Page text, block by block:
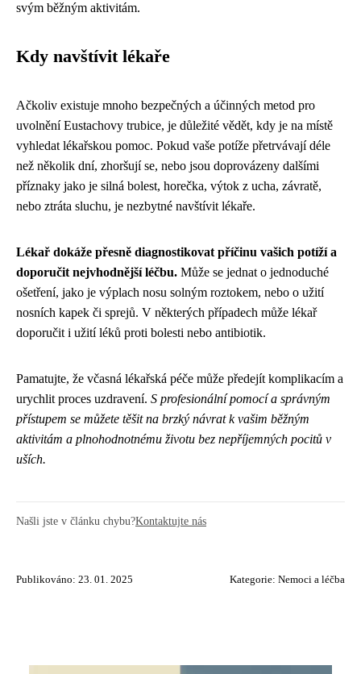
svým běžným aktivitám.
Kdy navštívit lékaře
Ačkoliv existuje mnoho bezpečných a účinných metod pro
uvolnění Eustachovy trubice, je důležité vědět, kdy je na místě
vyhledat lékařskou pomoc. Pokud vaše potíže přetrvávají déle
než několik dní, zhoršují se, nebo jsou doprovázeny dalšími
příznaky jako je silná bolest, horečka, výtok z ucha, závratě,
nebo ztráta sluchu, je nezbytné navštívit lékaře.
Lékař dokáže přesně diagnostikovat příčinu vašich potíží a
doporučit nejvhodnější léčbu. Může se jednat o jednoduché
ošetření, jako je výplach nosu solným roztokem, nebo o užití
nosních kapek či sprejů. V některých případech může lékař
doporučit i užití léků proti bolesti nebo antibiotik.
Pamatujte, že včasná lékařská péče může předejít komplikacím a
urychlit proces uzdravení. S profesionální pomocí a správným
přístupem se můžete těšit na brzký návrat k vašim běžným
aktivitám a plnohodnotnému životu bez nepříjemných pocitů v
uších.
Našli jste v článku chybu?Kontaktujte nás
Publikováno: 23. 01. 2025 Kategorie: Nemoci a léčba